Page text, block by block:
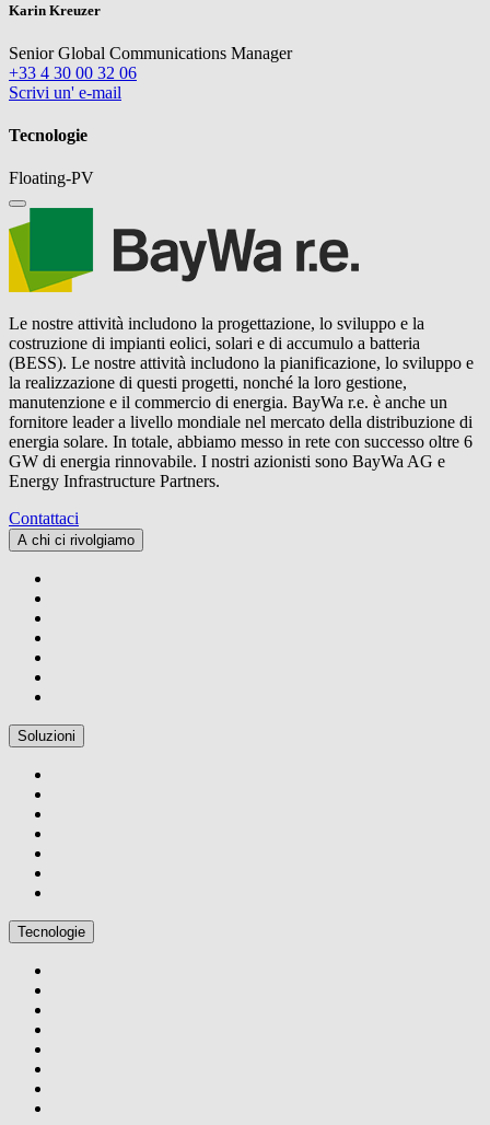
Karin Kreuzer
Senior Global Communications Manager
+33 4 30 00 32 06
Scrivi un' e-mail
Tecnologie
Floating-PV
Le nostre attività includono la progettazione, lo sviluppo e la
costruzione di impianti eolici, solari e di accumulo a batteria
(BESS). Le nostre attività includono la pianificazione, lo sviluppo e
la realizzazione di questi progetti, nonché la loro gestione,
manutenzione e il commercio di energia. BayWa r.e. è anche un
fornitore leader a livello mondiale nel mercato della distribuzione di
energia solare. In totale, abbiamo messo in rete con successo oltre 6
GW di energia rinnovabile. I nostri azionisti sono BayWa AG e
Energy Infrastructure Partners.
Contattaci
A chi ci rivolgiamo
Soluzioni
Tecnologie